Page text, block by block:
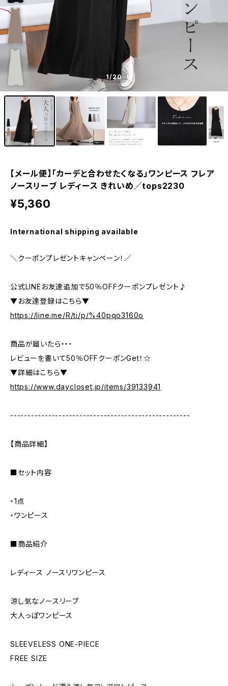
1/20
【メール便】「カーデと合わせたくなる」ワンピース フレア
ノースリーブ レディース きれいめ／tops2230
¥5,360
International shipping available
＼クーポンプレゼントキャンペーン！／
公式LINEお友達追加で50％OFFクーポンプレゼント♪
▼お友達登録はこちら▼
https://line.me/R/ti/p/%40pqo3160o
商品が届いたら・・・
レビューを書いて50％OFFクーポンGet！☆
▼詳細はこちら▼
https://www.daycloset.jp/items/39133941
----------------------------------------------------
【商品詳細】
■セット内容
・1点
・ワンピース
■商品紹介
レディース ノースリワンピース
涼し気なノースリーブ
大人っぽワンピース
SLEEVELESS ONE-PIECE
FREE SIZE